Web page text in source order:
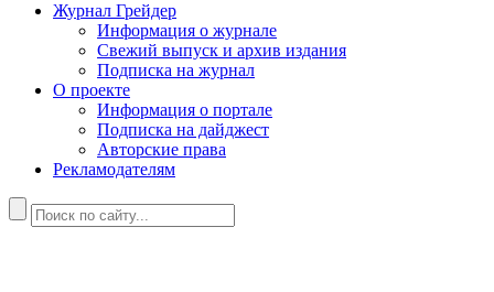
Журнал Грейдер
Информация о журнале
Свежий выпуск и архив издания
Подписка на журнал
О проекте
Информация о портале
Подписка на дайджест
Авторские права
Рекламодателям